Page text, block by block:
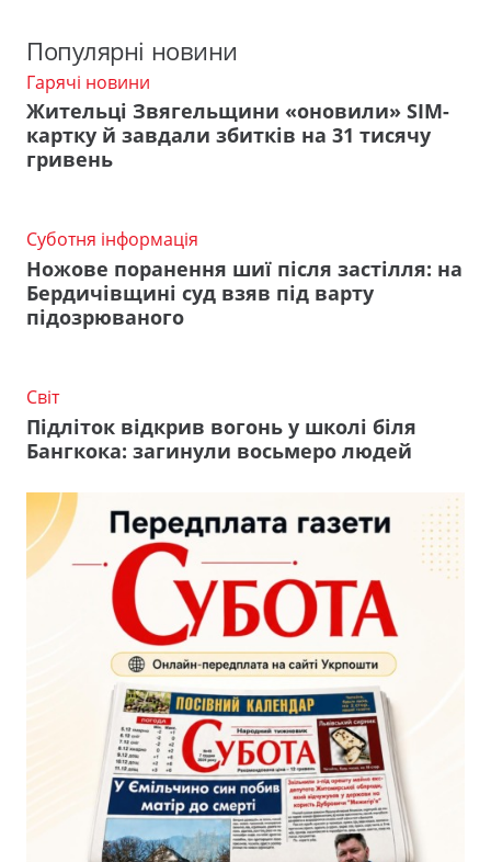
Популярні новини
Гарячі новини
Жительці Звягельщини «оновили» SIM-
картку й завдали збитків на 31 тисячу
гривень
Суботня інформація
Ножове поранення шиї після застілля: на
Бердичівщині суд взяв під варту
підозрюваного
Світ
Підліток відкрив вогонь у школі біля
Бангкока: загинули восьмеро людей